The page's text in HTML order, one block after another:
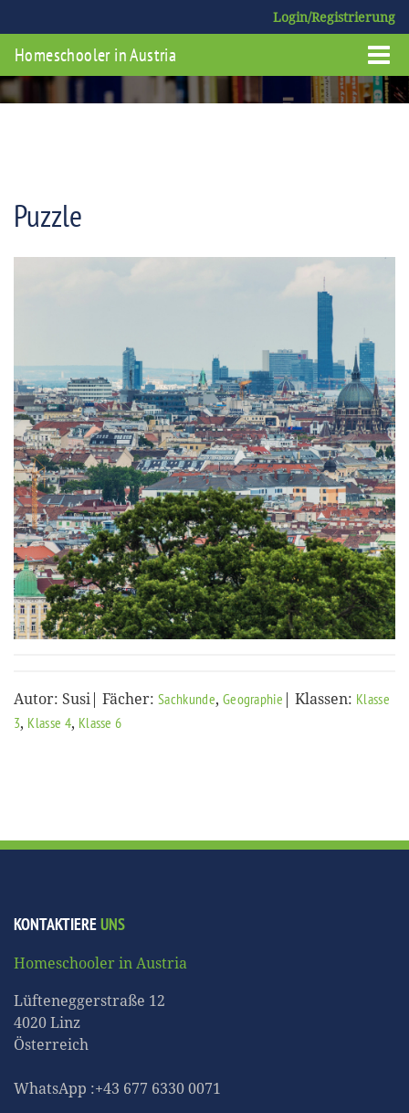
Login/Registrierung
Homeschooler in Austria
Puzzle
Autor: Susi| Fächer: Sachkunde, Geographie | Klassen: Klasse
3, Klasse 4, Klasse 6
KONTAKTIEREUNS
Homeschooler in Austria
Lüfteneggerstraße 12
4020 Linz
Österreich
WhatsApp :+43 677 6330 0071